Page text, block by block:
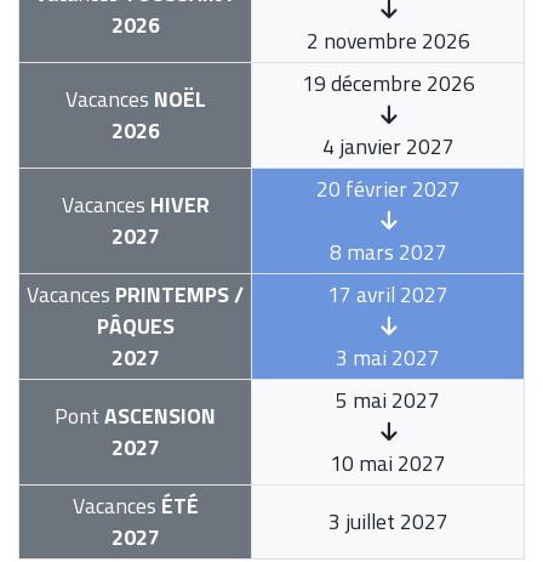
2026
2 novembre 2026
Vacances NOËL
2026
19 décembre 2026
4 janvier 2027
Vacances HIVER
2027
20 février 2027
8 mars 2027
Vacances PRINTEMPS /
PÂQUES
2027
17 avril 2027
3 mai 2027
PontASCENSION
2027
5 mai 2027
10 mai 2027
Vacances ÉTÉ
2027
3 juillet 2027